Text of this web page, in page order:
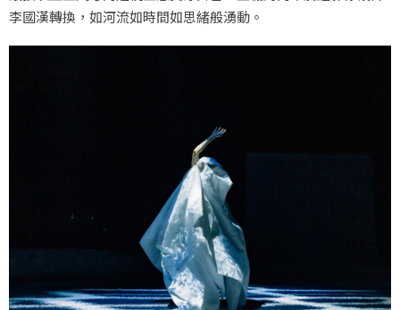
李國漢轉換，如河流如時間如思緒般湧動。